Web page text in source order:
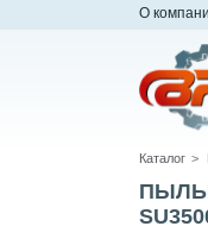
О
Каталог